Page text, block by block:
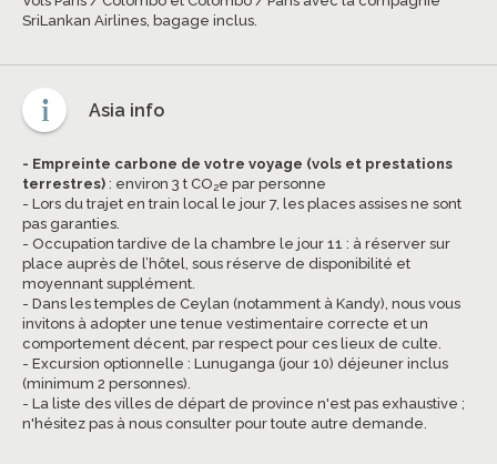
SriLankan Airlines, bagage inclus.
Asia info
- Empreinte carbone de votre voyage (vols et prestations
terrestres) : environ 3 t CO2e par personne
- Lors du trajet en train local le jour 7, les places assises ne sont
pas garanties.
- Occupation tardive de la chambre le jour 11 : à réserver sur
place auprès de l’hôtel, sous réserve de disponibilité et
moyennant supplément.
- Dans les temples de Ceylan (notamment à Kandy), nous vous
invitons à adopter une tenue vestimentaire correcte et un
comportement décent, par respect pour ces lieux de culte.
- Excursion optionnelle : Lunuganga (jour 10) déjeuner inclus
(minimum 2 personnes).
- La liste des villes de départ de province n'est pas exhaustive ;
n'hésitez pas à nous consulter pour toute autre demande.